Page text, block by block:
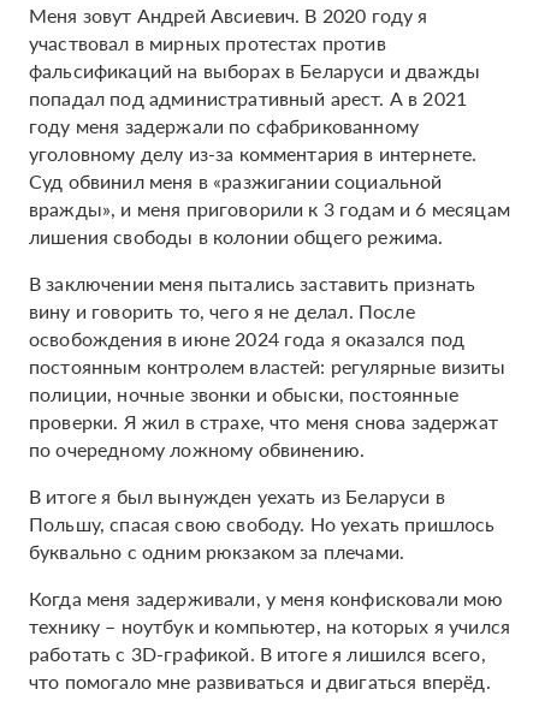
Меня зовут Андрей Авсиевич. В 2020 году я
участвовал в мирных протестах против
фальсификаций на выборах в Беларуси и дважды
попадал под административный арест. А в 2021
году меня задержали по сфабрикованному
уголовному делу из-за комментария в интернете.
Суд обвинил меня в «разжигании социальной
вражды», и меня приговорили к 3 годам и 6 месяцам
лишения свободы в колонии общего режима.
В заключении меня пытались заставить признать
вину и говорить то, чего я не делал. После
освобождения в июне 2024 года я оказался под
постоянным контролем властей: регулярные визиты
полиции, ночные звонки и обыски, постоянные
проверки. Я жил в страхе, что меня снова задержат
по очередному ложному обвинению.
В итоге я был вынужден уехать из Беларуси в
Польшу, спасая свою свободу. Но уехать пришлось
буквально с одним рюкзаком за плечами.
Когда меня задерживали, у меня конфисковали мою
технику – ноутбук и компьютер, на которых я учился
работать с 3D-графикой. В итоге я лишился всего,
что помогало мне развиваться и двигаться вперёд.